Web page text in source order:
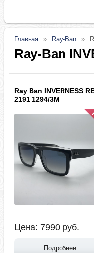
Главная Ray-Ban
Ray-Ban
Ray Ban INVERNESS
2191 1294/3M
Цена: 7990 руб.
Подробнее